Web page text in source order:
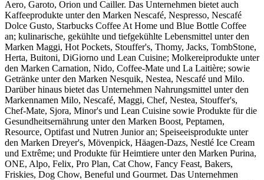
Aero, Garoto, Orion und Cailler. Das Unternehmen bietet auch
Kaffeeprodukte unter den Marken Nescafé, Nespresso, Nescafé
Dolce Gusto, Starbucks Coffee At Home und Blue Bottle Coffee
an; kulinarische, gekühlte und tiefgekühlte Lebensmittel unter den
Marken Maggi, Hot Pockets, Stouffer's, Thomy, Jacks, TombStone,
Herta, Buitoni, DiGiorno und Lean Cuisine; Molkereiprodukte unter
den Marken Carnation, Nido, Coffee-Mate und La Laitière; sowie
Getränke unter den Marken Nesquik, Nestea, Nescafé und Milo.
Darüber hinaus bietet das Unternehmen Nahrungsmittel unter den
Markennamen Milo, Nescafé, Maggi, Chef, Nestea, Stouffer's,
Chef-Mate, Sjora, Minor's und Lean Cuisine sowie Produkte für die
Gesundheitsernährung unter den Marken Boost, Peptamen,
Resource, Optifast und Nutren Junior an; Speiseeisprodukte unter
den Marken Dreyer's, Mövenpick, Häagen-Dazs, Nestlé Ice Cream
und Extrême; und Produkte für Heimtiere unter den Marken Purina,
ONE, Alpo, Felix, Pro Plan, Cat Chow, Fancy Feast, Bakers,
Friskies, Dog Chow, Beneful und Gourmet. Das Unternehmen